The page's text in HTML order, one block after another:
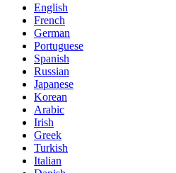
English
French
German
Portuguese
Spanish
Russian
Japanese
Korean
Arabic
Irish
Greek
Turkish
Italian